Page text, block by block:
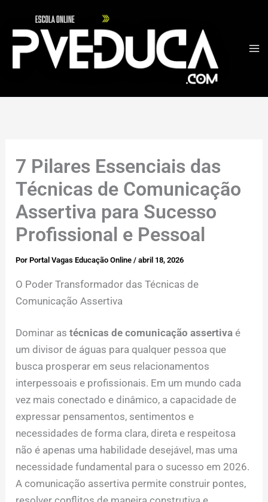
7 Pilares Essenciais das
Técnicas de Comunicação
Assertiva para Sucesso
Profissional e Pessoal
PorPortal Vagas Educação Online/abril 18, 2026
O Poder Transformador das Técnicas de
Comunicação Assertiva
Dominar astécnicas de comunicação assertiva é
um divisor de águas para qualquer pessoa que
busca prosperar em seus relacionamentos
interpessoais e profissionais. Em um mundo cada
vez mais conectado e dinâmico, a capacidade de
expressar pensamentos, sentimentos e
necessidades de forma clara, direta e respeitosa
não é apenas uma habilidade desejável, mas uma
necessidade fundamental para o sucesso em 2026.
A comunicação assertiva permite construir pontes,